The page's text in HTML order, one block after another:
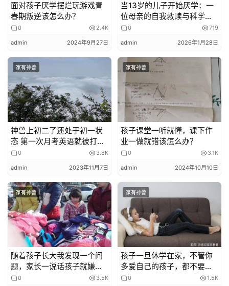
“游戏因为未成年人账号有限制没法玩，其他的应用，网
页、微博、小红书、b站等翻了个遍！”陈女士当场急火攻
心，气到发抖，大骂女儿一顿后把社交、娱乐类app全部删
iPad：“放家里哪怕藏好了也不放心！晚上回家，我在场的
时候才能用。”
林女士则花了三个小时申请了儿子的专用账号。
“儿子暑假有个网课，所以要用到iPad，但是我只希望他用
钉钉，不用别的app，怎么办呢？我上网搜了各种方法，申
要发申请，我在自己手机上批准使用才行。”
这么严格的使用方法，林女士却意外发现，儿子竟对着“钉
钉”嘿嘿笑。“我用了几年都没有发现的功能被他发现了，他
在钉钉里找到了看视频的通道！”林女士火速开启了青少年
守护模式，她无奈“把可能的漏洞，都贴上了补丁”。
面对孩子厌学摆烂玩游戏青
春期叛逆该怎么办？
0 2.4K
admin 2024年9月27日
当13岁的儿子开始厌学：一
位母亲的自我救赎与科学养
育之路
0 719
admin 2026年1月28日
家有神兽
神兽上初二了还处于初一状
态 第一次月考英语就被打击
了0 3.8K
admin 2023年11月7日
家有神兽
孩子课堂一听就懂，课下作
业一做就错该怎么办？
0 3.1K
admin 2024年10月10日
家有神兽
随着孩子长大我发现一个问
题，家长一说话孩子就嫌
烦！
0 3.5K
家有神兽
孩子一旦休学在家，不管你
多爱自己的孩子，都不要留
给他们最好的
0 1.5K